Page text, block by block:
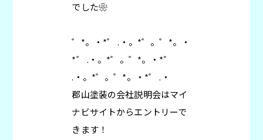
でした❀
゜*。・*゜ .・。*゜。゜*。・
*゜ .・。*゜。゜*。・*゜
.・。*゜。゜*。・*゜ .・
郡山塗装の会社説明会はマイ
ナビサイトからエントリーで
きます！